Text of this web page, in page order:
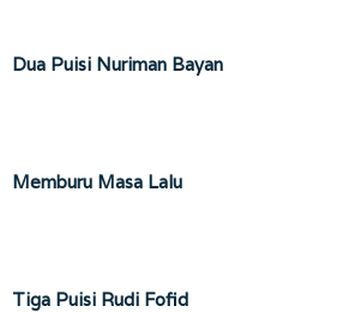
Dua Puisi Nuriman Bayan
Memburu Masa Lalu
Tiga Puisi Rudi Fofid